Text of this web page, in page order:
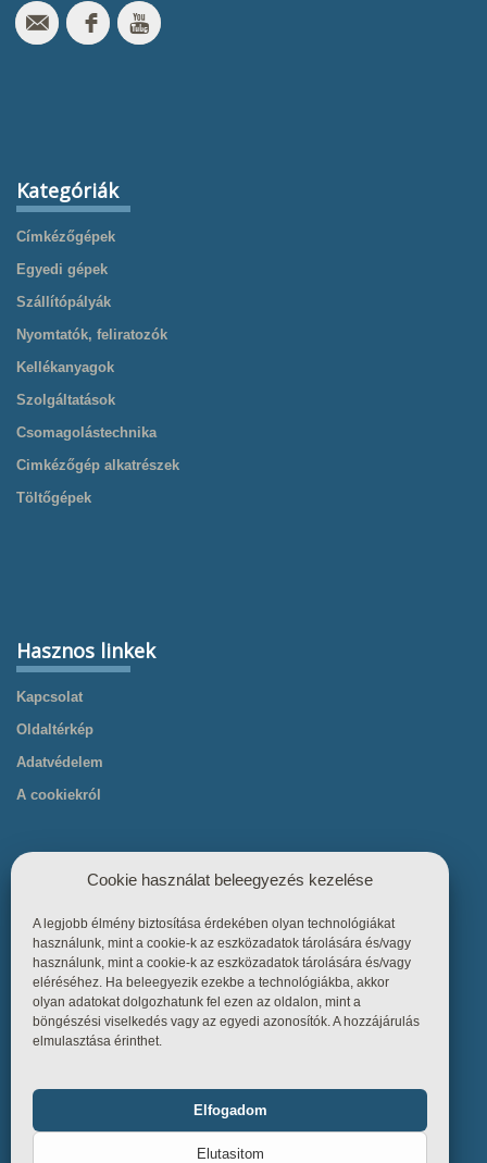
Kategóriák
Címkézőgépek
Egyedi gépek
Szállítópályák
Nyomtatók, feliratozók
Kellékanyagok
Szolgáltatások
Csomagolástechnika
Cimkézőgép alkatrészek
Töltőgépek
Hasznos linkek
Kapcsolat
Oldaltérkép
Adatvédelem
A cookiekról
Hasznos linkek
Főoldal
Termékek
Tudástár
Üzletszabályzat
Cookie használat beleegyezés kezelése
A legjobb élmény biztosítása érdekében olyan technológiákat
használunk, mint a cookie-k az eszközadatok tárolására és/vagy
használunk, mint a cookie-k az eszközadatok tárolására és/vagy
eléréséhez. Ha beleegyezik ezekbe a technológiákba, akkor
olyan adatokat dolgozhatunk fel ezen az oldalon, mint a
böngészési viselkedés vagy az egyedi azonosítók. A hozzájárulás
elmulasztása érinthet.
Elfogadom
Elutasitom